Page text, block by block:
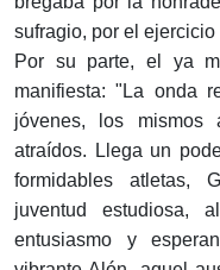
sufragio, por el
Por su parte, el ya
manifiesta: "La onda
jóvenes, los
atraídos. Llega un
formidables atletas,
juventud estudiosa,
entusiasmo y